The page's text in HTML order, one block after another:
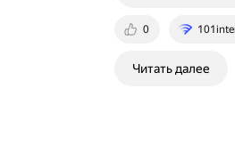
0
Читать далее